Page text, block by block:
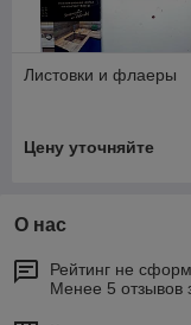
Листовки и флаеры
Цену уточняйте
О нас
Рейтинг не
Менее 5 отзывов